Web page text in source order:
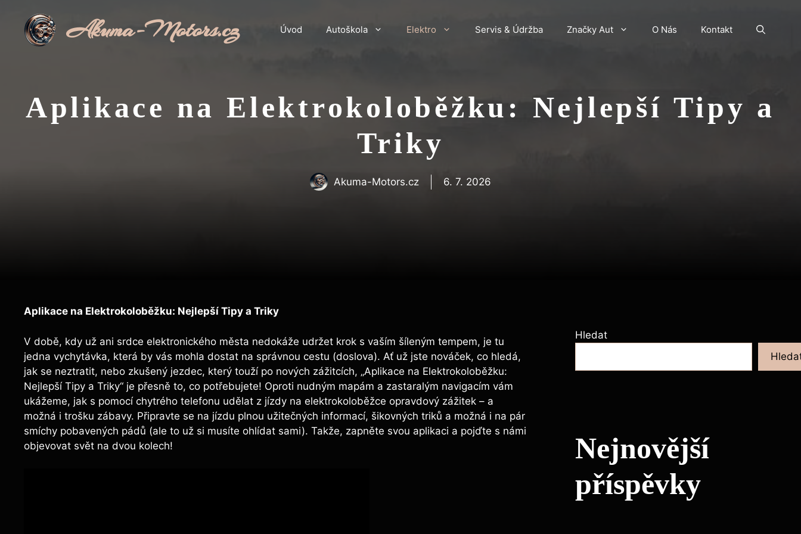
obsah
Akuma-Motors.cz Úvod Autoškola Elektro Servis & Údržba Značky Aut O Nás Kontakt
Aplikace na Elektrokoloběžku: Nejlepší Tipy a
Triky
Akuma-Motors.cz 6. 7. 2026
Aplikace na Elektrokoloběžku: Nejlepší Tipy a Triky
V době, kdy už ani srdce elektronického města nedokáže udržet krok s vaším šíleným tempem, je tu
jedna vychytávka, která by vás mohla dostat na správnou cestu (doslova). Ať už jste nováček, co hledá,
jak se neztratit, nebo zkušený jezdec, který touží po nových zážitcích, „Aplikace na Elektrokoloběžku:
Nejlepší Tipy a Triky“ je přesně to, co potřebujete! Oproti nudným mapám a zastaralým navigacím vám
ukážeme, jak s pomocí chytrého telefonu udělat z jízdy na elektrokoloběžce opravdový zážitek – a
možná i trošku zábavy. Připravte se na jízdu plnou užitečných informací, šikovných triků a možná i na pár
smíchy pobavených pádů (ale to už si musíte ohlídat sami). Takže, zapněte svou aplikaci a pojďte s námi
objevovat svět na dvou kolech!
Hledat
Nejnovější
příspěvky